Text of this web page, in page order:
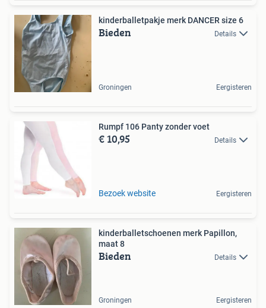
kinderballetpakje merk DANCER size 6
Bieden Details
Groningen Eergisteren
Rumpf 106 Panty zonder voet
€ 10,95 Details
Bezoek website Eergisteren
kinderballetschoenen merk Papillon,
maat 8
Bieden Details
Groningen Eergisteren